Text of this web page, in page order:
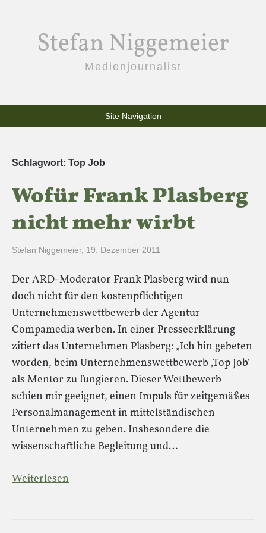
Stefan Niggemeier
Medienjournalist
Site Navigation
Schlagwort: Top Job
Wofür Frank Plasberg
nicht mehr wirbt
Stefan Niggemeier, 19. Dezember 2011
Der ARD-Moderator Frank Plasberg wird nun
doch nicht für den kostenpflichtigen
Unternehmenswettbewerb der Agentur
Compamedia werben. In einer Presseerklärung
zitiert das Unternehmen Plasberg: „Ich bin gebeten
worden, beim Unternehmenswettbewerb ‚Top Job‘
als Mentor zu fungieren. Dieser Wettbewerb
schien mir geeignet, einen Impuls für zeitgemäßes
Personalmanagement in mittelständischen
Unternehmen zu geben. Insbesondere die
wissenschaftliche Begleitung und…
Weiterlesen